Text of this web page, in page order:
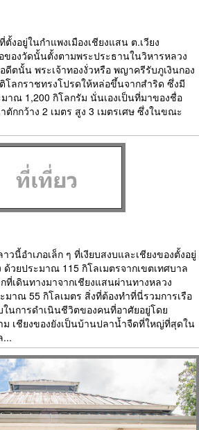
งอยู่ในกำแพงเมืองเชียงแสน ต.เวียง
ของวัดนั้นตั้งตามพระประธานในวิหารหลวง
ดีตนั้น พระเจ้าทองงั่วหรือ พญาครีรับภูเงินกอง
โลกราชทรงโปรดให้หล่อขึ้นจากสำริด ซึ่งมี
าณ 1,200 กิโลกรัม นั่นเองเป็นที่มาของชื่อ
กกว้าง 2 เมตร สูง 3 เมตรเศษ ซึ่งในขณะ
วนี้อำเภอเล็ก ๆ ที่เงียบสงบและเชียงของตั้งอยู่
วยประมาณ 115 กิโลเมตรจากเขตเทศบาล
ที่เดินทางมาจากเชียงแสนผ่านทางหลวง
มาณ 55 กิโลเมตร สิ่งที่ต้องทำที่นี่รวมการเรือ
นการดำเนินชีวิตของคนที่อาศัยอยู่โดย
เชียงของยังเป็นบ้านปลาน้ำจืดที่ใหญ่ที่สุดใน
...